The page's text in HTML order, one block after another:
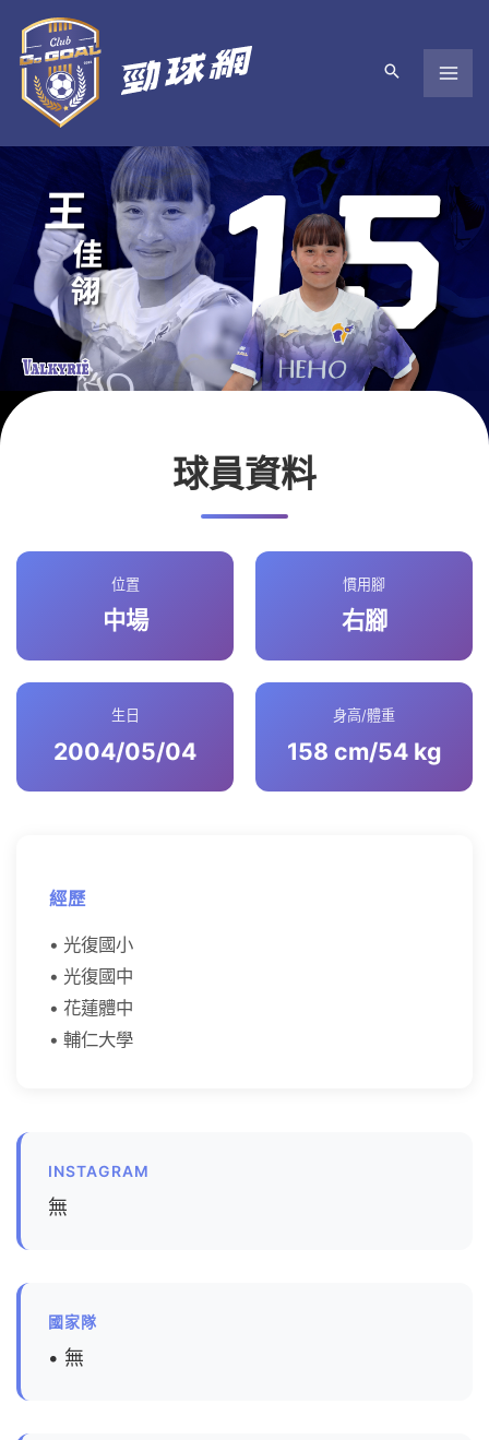
球員資料
位置
中場
慣用腳
右腳
生日
2004/05/04
身高/體重
158 cm/54 kg
經歷
• 光復國小
• 光復國中
• 花蓮體中
• 輔仁大學
INSTAGRAM
無
國家隊
• 無